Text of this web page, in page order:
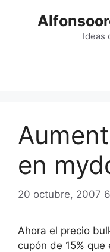
Ideas
en
20 octubre, 2007
Ahora el precio
cupón de 15%